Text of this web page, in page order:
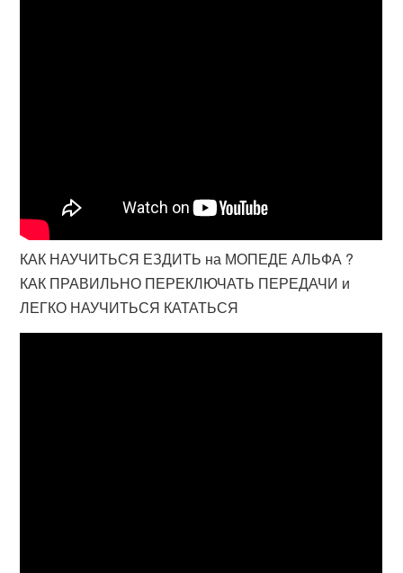
КАК НАУЧИТЬСЯ ЕЗДИТЬ на МОПЕДЕ АЛЬФА ?
КАК ПРАВИЛЬНО ПЕРЕКЛЮЧАТЬ ПЕРЕДАЧИ и
ЛЕГКО НАУЧИТЬСЯ КАТАТЬСЯ